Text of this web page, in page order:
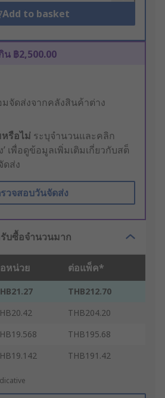
Add to basket
น ฿2,500.00
จัดส่งจากคลังสินค้าต่าง
รือไม่ ระบุจำนวนและคลิก
เพื่อดูข้อมูลเพิ่มเติมเกี่ยวกับสต็
ดส่ง
วจสอบวันจัดส่ง
บซื้อจำนวนมาก
หน่วย ต่อแพ็ค*
THB212.70
THB204.20
THB195.68
THB191.42